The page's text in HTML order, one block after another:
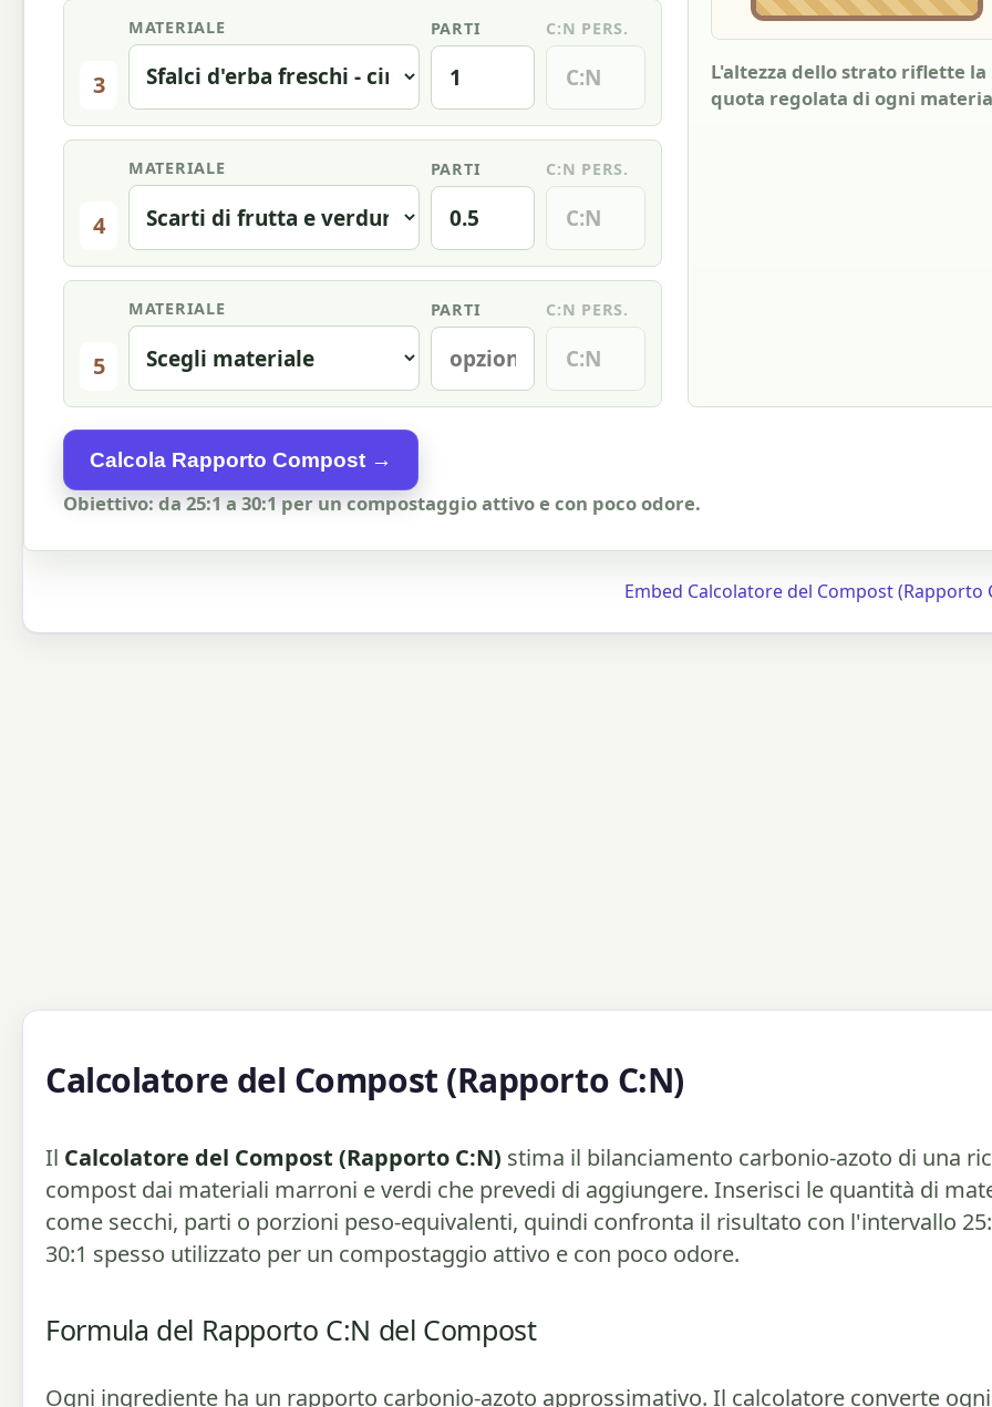
3
MATERIALE PARTI C:N PERS.
4
MATERIALE PARTI C:N PERS.
5
MATERIALE PARTI C:N PERS.
L'altezza dello strato riflette la
quota regolata di ogni
Calcola Rapporto Compost →
Obiettivo: da 25:1 a 30:1 per un compostaggio attivo e con poco odore.
Embed Calcolatore del Compost (Rapporto
Calcolatore del Compost (Rapporto C:N)
Il Calcolatore del Compost (Rapporto C:N) stima il bilanciamento carbonio-azoto di una
compost dai materiali marroni e verdi che prevedi di aggiungere. Inserisci le quantità di
come secchi, parti o porzioni peso-equivalenti, quindi confronta il risultato con l'intervallo
30:1 spesso utilizzato per un compostaggio attivo e con poco odore.
Formula del Rapporto C:N del Compost
Ogni ingrediente ha un rapporto carbonio-azoto approssimativo. Il calcolatore converte ogni